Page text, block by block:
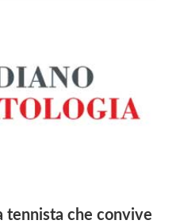
tennista che convive